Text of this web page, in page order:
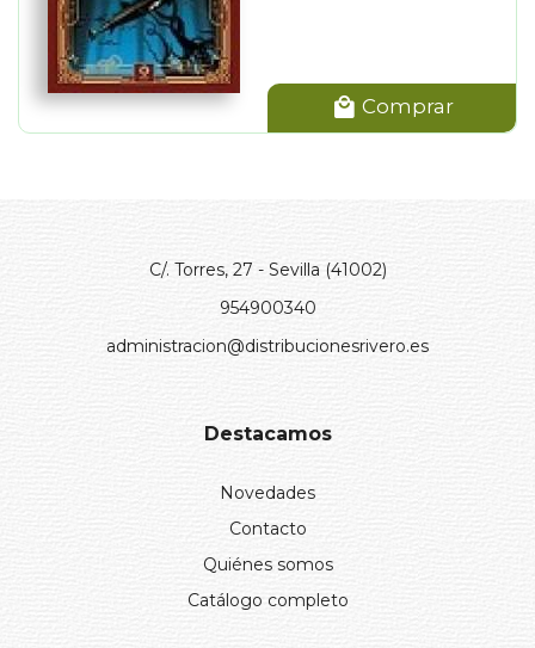
Comprar
C/. Torres, 27 - Sevilla (41002)
954900340
administracion@distribucionesrivero.es
Destacamos
Novedades
Contacto
Quiénes somos
Catálogo completo